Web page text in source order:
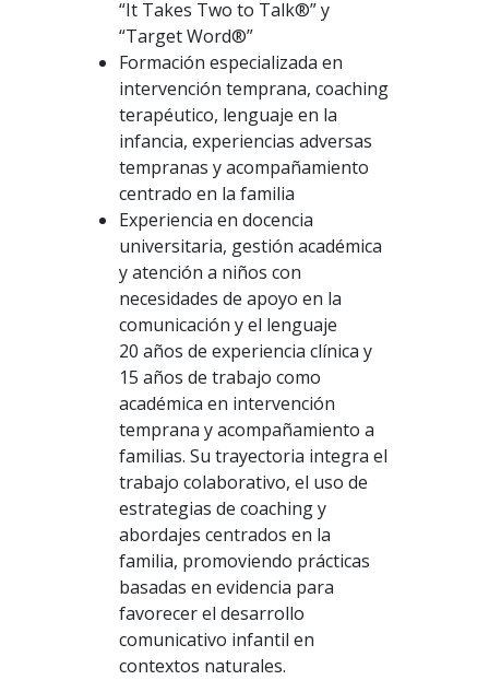
“It Takes Two to Talk®” y
“Target Word®”
Formación especializada en
intervención temprana, coaching
terapéutico, lenguaje en la
infancia, experiencias adversas
tempranas y acompañamiento
centrado en la familia
Experiencia en docencia
universitaria, gestión académica
y atención a niños con
necesidades de apoyo en la
comunicación y el lenguaje
20 años de experiencia clínica y
15 años de trabajo como
académica en intervención
temprana y acompañamiento a
familias. Su trayectoria integra el
trabajo colaborativo, el uso de
estrategias de coaching y
abordajes centrados en la
familia, promoviendo prácticas
basadas en evidencia para
favorecer el desarrollo
comunicativo infantil en
contextos naturales.